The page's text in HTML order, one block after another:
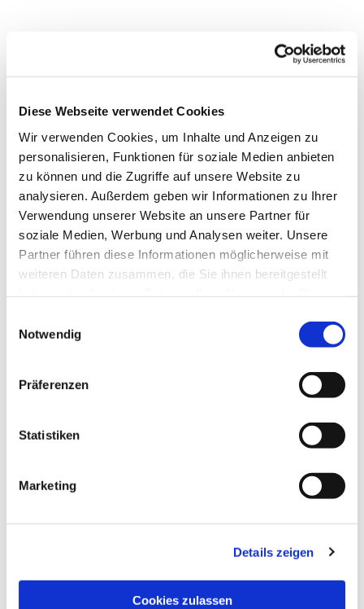
Diese Webseite verwendet Cookies
Wir verwenden Cookies, um Inhalte und Anzeigen zu
personalisieren, Funktionen für soziale Medien anbieten
zu können und die Zugriffe auf unsere Website zu
analysieren. Außerdem geben wir Informationen zu Ihrer
Verwendung unserer Website an unsere Partner für
soziale Medien, Werbung und Analysen weiter. Unsere
Partner führen diese Informationen möglicherweise mit
weiteren Daten zusammen, die Sie ihnen bereitgestellt
Notwendig
Präferenzen
Statistiken
Marketing
Details zeigen
Cookies zulassen
Gottesdienst in der
Markuskirche
Sonntag, 11. April 2027, 10:00 Uhr
Markuskirche, Richard-Wagner-Str.
6, 34121 Kassel